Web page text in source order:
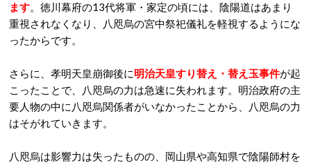
ます。徳川幕府の13代将軍・家定の頃には、陰陽道はあまり
重視されなくなり、八咫烏の宮中祭祀儀礼を軽視するようにな
ったからです。
さらに、孝明天皇崩御後に明治天皇すり替え・替え玉事件が起
こったことで、八咫烏の力は急速に失われます。明治政府の主
要人物の中に八咫烏関係者がいなかったことから、八咫烏の力
はそがれていきます。
八咫烏は影響力は失ったものの、岡山県や高知県で陰陽師村を